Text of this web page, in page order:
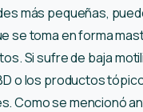
más pequeñas,
se toma en forma
Si sufre de baja
o los productos
Como se mencionó